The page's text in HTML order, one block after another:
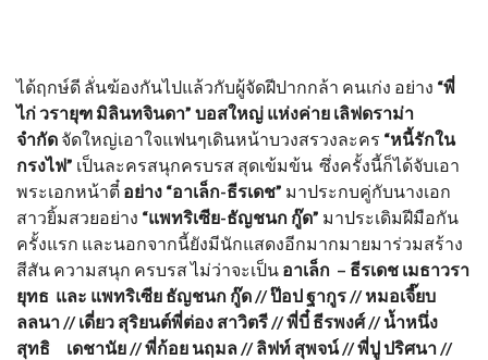
ได้ฤกษ์ดี ลั่นฆ้องกันไปแล้วกับผู้จัดฝีปากกล้า คนเก่ง อย่าง “พี่
ไก่ วรายุฑ มิลินทจินดา” บอสใหญ่ แห่งค่าย เลิฟดราม่า
จำกัด จัดใหญ่เอาใจแฟนๆเดินหน้าบวงสรวงละคร “หนี้รักใน
กรงไฟ” เป็นละครสนุกครบรส สุดเข้มข้น ซึ่งครั้งนี้ก็ได้จับเอา
พระเอกหน้าตี๋ อย่าง “อาเล็ก-ธีรเดช” มาประกบคู่กับนางเอก
สาวยิ้มสวยอย่าง “แพทริเซีย-ธัญชนก กู๊ด” มาประเดิมฝีมือกัน
ครั้งแรก และนอกจากนี้ยังมีนักแสดงอีกมากมายมาร่วมสร้าง
สีสัน ความสนุก ครบรส ไม่ว่าจะเป็น อาเล็ก – ธีรเดช เมธาวรา
ยุทธ และ แพทริเซีย ธัญชนก กู๊ด //ป๊อป ฐากูร// หมอเจี๊ยบ
ลลนา // เดี่ยว สุริยนต์พี่ต่อง สาวิตรี // พี่บี๋ ธีรพงศ์ // น้ำหนึ่ง
สุทธิ เดชานัย // พี่ก้อย นฤมล // ลิฟท์ สุพจน์ // พี่ปู ปริศนา //